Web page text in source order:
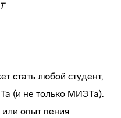
стать любой студент,
(и не только МИЭТа).
опыт пения